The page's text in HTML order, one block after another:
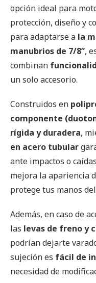
opción ideal para
protección, diseño y
para adaptarse a la
manubrios de 7/8”,
combinan
un solo accesorio.
Construidos en
componente
rígida y duradera,
en acero tubular
ante impactos o
mejora la apariencia
protege tus manos
Además, en caso de
las levas de freno y
podrían dejarte
sujeción es fácil de
necesidad de